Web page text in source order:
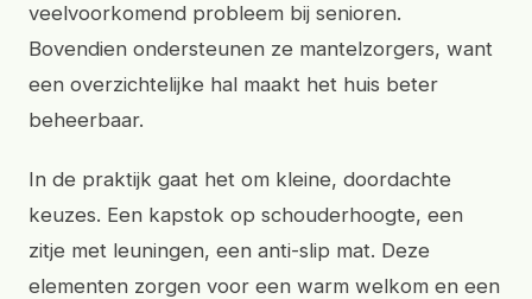
veelvoorkomend probleem bij senioren.
Bovendien ondersteunen ze mantelzorgers, want
een overzichtelijke hal maakt het huis beter
beheerbaar.
In de praktijk gaat het om kleine, doordachte
keuzes. Een kapstok op schouderhoogte, een
zitje met leuningen, een anti-slip mat. Deze
elementen zorgen voor een warm welkom en een